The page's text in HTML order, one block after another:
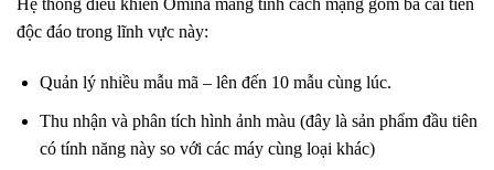
Hệ thống điều khiển Omina mang tính cách mạng gồm ba cải tiến
độc đáo trong lĩnh vực này:
Quản lý nhiều mẫu mã – lên đến 10 mẫu cùng lúc.
Thu nhận và phân tích hình ảnh màu (đây là sản phẩm đầu tiên
có tính năng này so với các máy cùng loại khác)